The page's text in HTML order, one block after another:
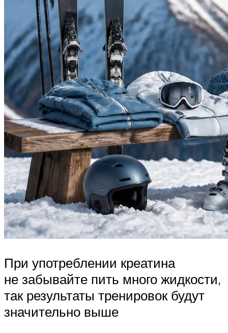
При употреблении креатина
не забывайте пить много жидкости,
так результаты тренировок будут
значительно выше